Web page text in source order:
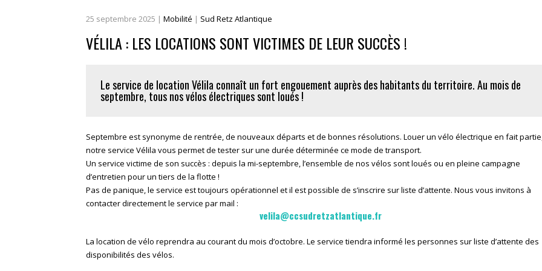
25 septembre 2025 | Mobilité | Sud Retz Atlantique
VÉLILA : LES LOCATIONS SONT VICTIMES DE LEUR SUCCÈS !
Le service de location Vélila connaît un fort engouement auprès des habitants du territoire. Au mois de
septembre, tous nos vélos électriques sont loués !
Septembre est synonyme de rentrée, de nouveaux départs et de bonnes résolutions. Louer un vélo électrique en fait
notre service Vélila vous permet de tester sur une durée déterminée ce mode de transport.
Un service victime de son succès : depuis la mi-septembre, l’ensemble de nos vélos sont loués ou en pleine campagne
d’entretien pour un tiers de la flotte !
Pas de panique, le service est toujours opérationnel et il est possible de s’inscrire sur liste d’attente. Nous vous invitons à
contacter directement le service par mail :
velila@ccsudretzatlantique.fr
La location de vélo reprendra au courant du mois d’octobre. Le service tiendra informé les personnes sur liste d’attente des
disponibilités des vélos.